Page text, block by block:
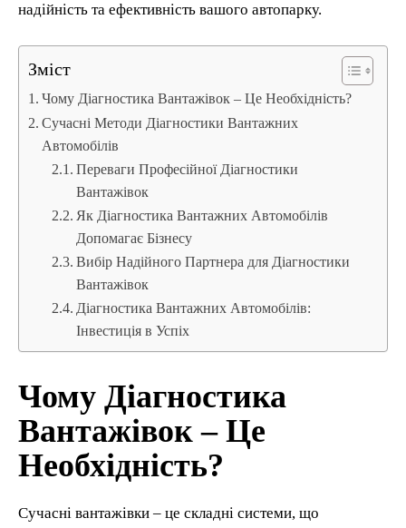
надійність та ефективність вашого автопарку.
Зміст
Чому Діагностика Вантажівок – Це Необхідність?
Сучасні Методи Діагностики Вантажних
Автомобілів
Переваги Професійної Діагностики
Вантажівок
Як Діагностика Вантажних Автомобілів
Допомагає Бізнесу
Вибір Надійного Партнера для Діагностики
Вантажівок
Діагностика Вантажних Автомобілів:
Інвестиція в Успіх
Чому Діагностика
Вантажівок – Це
Необхідність?
Сучасні вантажівки – це складні системи, що